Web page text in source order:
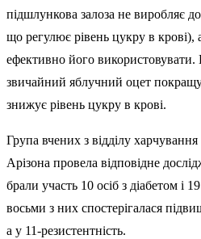
підшлункова залоза не виробляє
що регулює рівень цукру в крові),
ефективно його використовувати.
звичайний яблучний оцет
знижує рівень цукру в крові.
Група вчених з відділу
Арізона провела відповідне
брали участь 10 осіб з діабетом і
восьми з них спостерігалася
а у 11-резистентність.